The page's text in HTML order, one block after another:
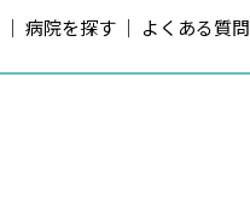
病院を探す よくある質問